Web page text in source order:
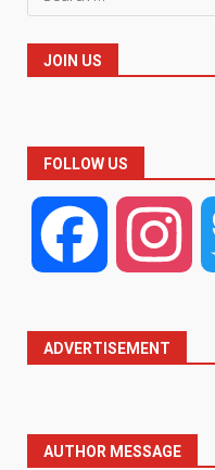
for:
JOIN US
FOLLOW US
Facebook
ADVERTISEMENT
AUTHOR MESSAGE